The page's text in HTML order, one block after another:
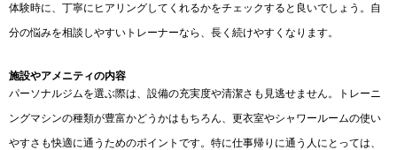
体験時に、丁寧にヒアリングしてくれるかをチェックすると良いでしょう。自
分の悩みを相談しやすいトレーナーなら、長く続けやすくなります。
施設やアメニティの内容
パーソナルジムを選ぶ際は、設備の充実度や清潔さも見逃せません。トレーニ
ングマシンの種類が豊富かどうかはもちろん、更衣室やシャワールームの使い
やすさも快適に通うためのポイントです。特に仕事帰りに通う人にとっては、